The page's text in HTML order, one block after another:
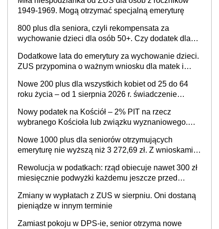
1949-1969. Mogą otrzymać specjalną emeryturę
800 plus dla seniora, czyli rekompensata za
wychowanie dzieci dla osób 50+. Czy dodatek dla
Dodatkowe lata do emerytury za wychowanie dzieci.
ZUS przypomina o ważnym wniosku dla matek i
Nowe 200 plus dla wszystkich kobiet od 25 do 64
roku życia – od 1 sierpnia 2026 r. świadczenie
Nowy podatek na Kościół – 2% PIT na rzecz
wybranego Kościoła lub związku wyznaniowego.
finansowania
Nowe 1000 plus dla seniorów otrzymujących
emeryturę nie wyższą niż 3 272,69 zł. Z wnioskami
nie otrzymają
Rewolucja w podatkach: rząd obiecuje nawet 300 zł
miesięcznie podwyżki każdemu jeszcze przed
Zmiany w wypłatach z ZUS w sierpniu. Oni dostaną
pieniądze w innym terminie
Zamiast pokoju w DPS-ie, senior otrzyma nowe